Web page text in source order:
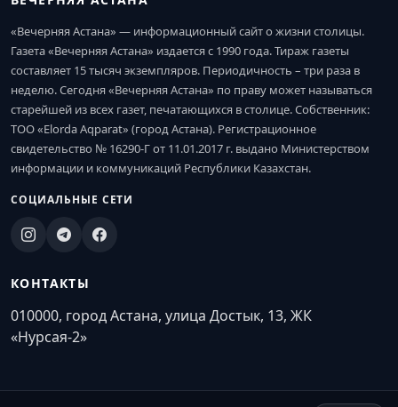
«Вечерняя Астана» — информационный сайт о жизни столицы.
Газета «Вечерняя Астана» издается с 1990 года. Тираж газеты
составляет 15 тысяч экземпляров. Периодичность – три раза в
неделю. Сегодня «Вечерняя Астана» по праву может называться
старейшей из всех газет, печатающихся в столице. Собственник:
ТОО «Elorda Aqparat» (город Астана). Регистрационное
свидетельство № 16290-Г от 11.01.2017 г. выдано Министерством
информации и коммуникаций Республики Казахстан.
СОЦИАЛЬНЫЕ СЕТИ
КОНТАКТЫ
010000, город Астана, улица Достык, 13, ЖК
«Нурсая-2»